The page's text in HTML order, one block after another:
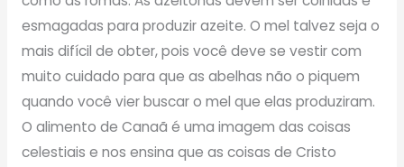
esmagadas para produzir azeite. O mel talvez seja o
mais difícil de obter, pois você deve se vestir com
muito cuidado para que as abelhas não o piquem
quando você vier buscar o mel que elas produziram.
O alimento de Canaã é uma imagem das coisas
celestiais e nos ensina que as coisas de Cristo